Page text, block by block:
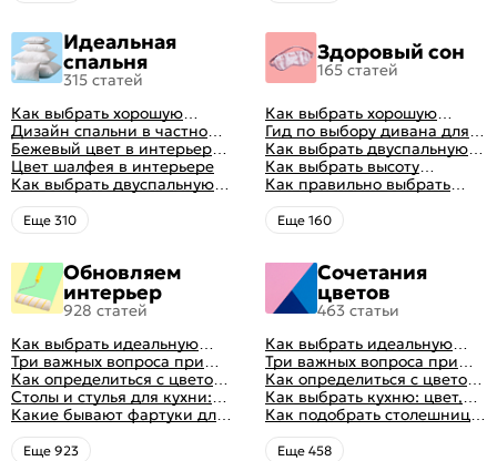
Идеальная
спальня
315 статей
Как выбрать хорошую
кровать для сна
Дизайн спальни в частном
доме: множество идей
оформления идеальных
интерьеров
Бежевый цвет в интерьере
спальни 2024, 40 красивых
интерьеров с фото
Цвет шалфея в интерьере
Как выбрать двуспальную
кровать и матрас
правильно: советы и фото в
интерьере
Eще 310
Здоровый сон
165 статей
Как выбрать хорошую
кровать для сна
Гид по выбору дивана для
сна
Как выбрать двуспальную
кровать и матрас
правильно: советы и фото в
интерьере
Как выбрать высоту
матраса
Как правильно выбрать
ортопедический матрас
Eще 160
Обновляем
интерьер
928 статей
Как выбрать идеальную
планировку для кухни
Три важных вопроса при
выборе кухни: готовка,
посуда, комфорт
Как определиться с цветом
кухни: светлые, темные,
яркие
Столы и стулья для кухни:
советы по выбору
Какие бывают фартуки для
кухни: как правильно
выбрать
Eще 923
Сочетания
цветов
463 статьи
Как выбрать идеальную
планировку для кухни
Три важных вопроса при
выборе кухни: готовка,
посуда, комфорт
Как определиться с цветом
кухни: светлые, темные,
яркие
Как выбрать кухню: цвет,
планировка, аксессуары
Как подобрать столешницу
для кухни по цвету
Eще 458